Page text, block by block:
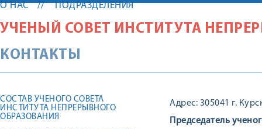
О НАС ПОДРАЗДЕЛЕНИЯ
УЧЕНЫЙ СОВЕТ ИНСТИТУТА
КОНТАКТЫ
СОСТАВ УЧЕНОГО СОВЕТА
ИНСТИТУТА НЕПРЕРЫВНОГО
ОБРАЗОВАНИЯ
Адрес: 305041 г.
Председатель